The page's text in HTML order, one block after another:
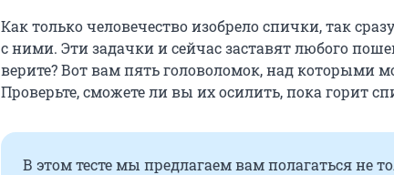
Как только человечество изобрело спички, так
с ними. Эти задачки и сейчас заставят любого
верите? Вот вам пять головоломок, над которыми
Проверьте, сможете ли вы их осилить, пока горит
В этом тесте мы предлагаем вам полагаться не